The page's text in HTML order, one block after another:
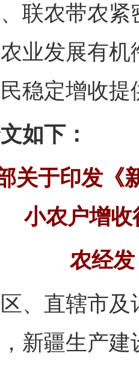
联农带农
业发展有
稳定增收提
下：
关于印发《
小农户增
农经
、直辖市
，新疆生产